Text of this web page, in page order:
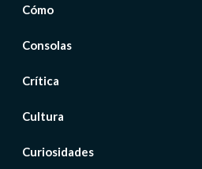
Cómo
Consolas
Crítica
Cultura
Curiosidades